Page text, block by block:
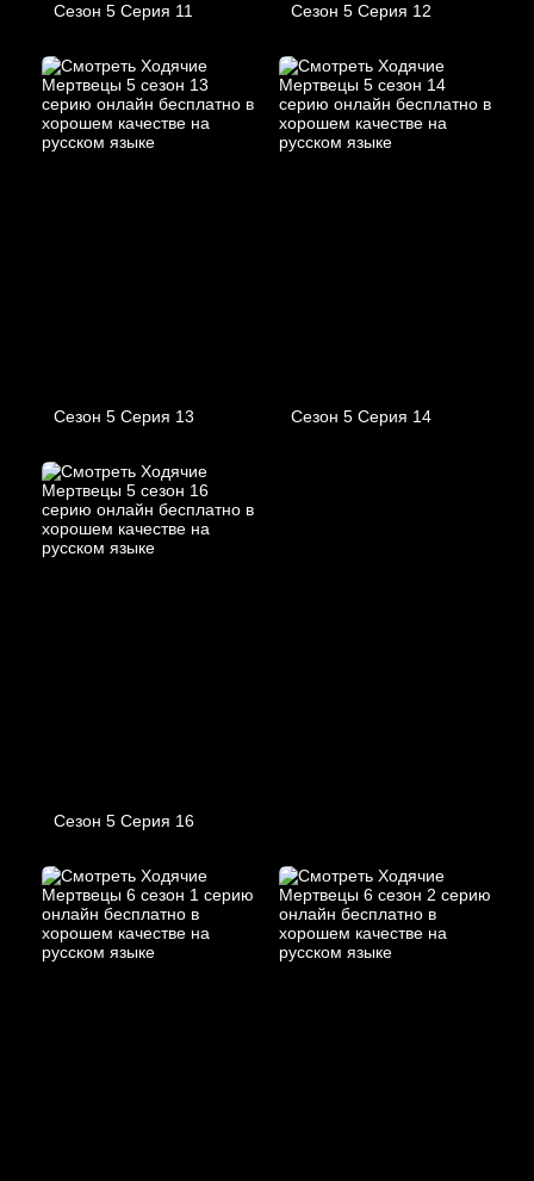
Сезон 5 Серия 11 Сезон 5 Серия 12
Сезон 5 Серия 13 Сезон 5 Серия 14
Сезон 5 Серия 16